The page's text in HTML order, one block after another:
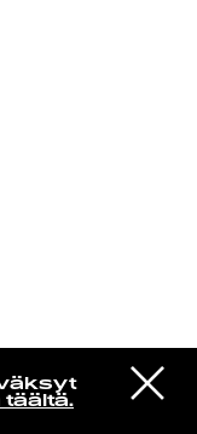
täältä.
VIESTI
STUDIOON